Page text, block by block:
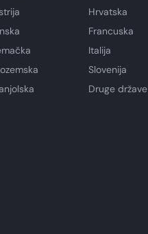
Hrvatska
Francuska
Italija
Slovenija
Druge države